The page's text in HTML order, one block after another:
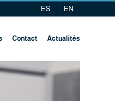
ES EN
Contact Actualités